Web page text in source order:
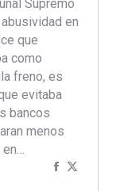
Supremo
en
que
como
freno, es
evitaba
bancos
menos
en…
Compartir